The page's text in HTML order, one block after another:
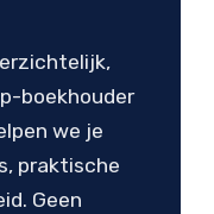
boekhouder
we je
praktische
Geen